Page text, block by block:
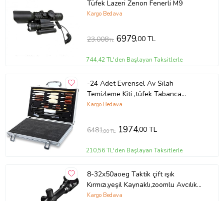
Tüfek Lazeri Zenon Fenerli M9
Kargo Bedava
23.008TL 6979,00 TL
744,42 TL'den Başlayan Taksitlerle
-24 Adet Evrensel Av Silah
Temizleme Kiti ,tüfek Tabanca
Temizleme Seti
Kargo Bedava
6481,00 TL 1974,00 TL
210,56 TL'den Başlayan Taksitlerle
8-32x50aoeg Taktik çift ışık
Kırmızı,yeşil Kaynaklı,zoomlu Avcılık
Nışan,tüfek Dürbün
Kargo Bedava